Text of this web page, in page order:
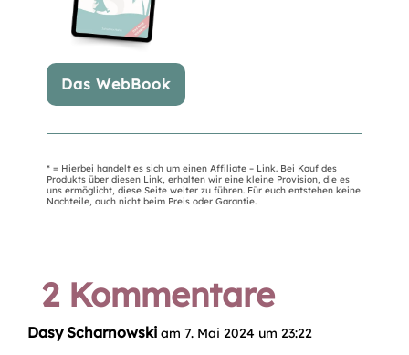
Das WebBook
* = Hierbei handelt es sich um einen Affiliate – Link. Bei Kauf des
Produkts über diesen Link, erhalten wir eine kleine Provision, die es
uns ermöglicht, diese Seite weiter zu führen. Für euch entstehen keine
Nachteile, auch nicht beim Preis oder Garantie.
2 Kommentare
Dasy Scharnowski am 7. Mai 2024 um 23:22